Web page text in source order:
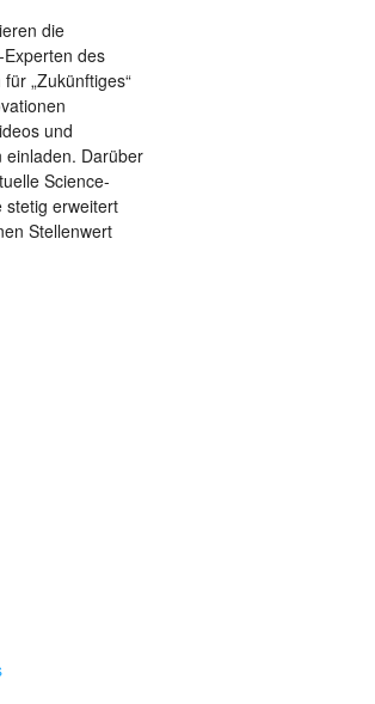
die
des
„Zukünftiges“
und
einladen. Darüber
Science-
stetig erweitert
Stellenwert